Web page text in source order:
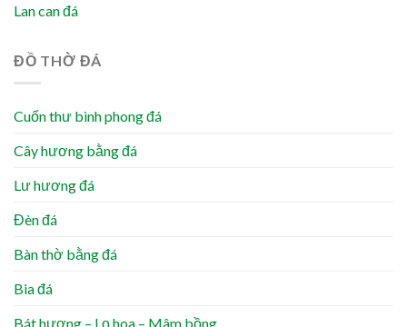
Lan can đá
ĐỒ THỜ ĐÁ
Cuốn thư bình phong đá
Cây hương bằng đá
Lư hương đá
Đèn đá
Bàn thờ bằng đá
Bia đá
Bát hương – Lọ hoa – Mâm bồng